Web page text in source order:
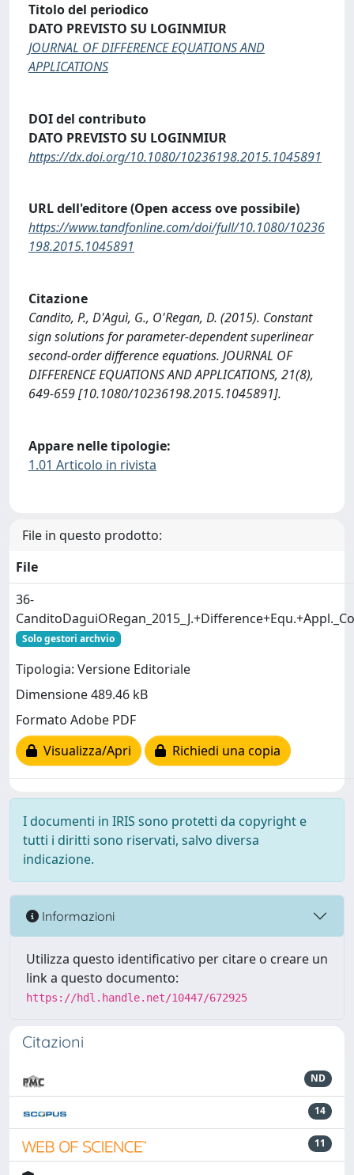
Titolo del periodico
DATO PREVISTO SU LOGINMIUR
JOURNAL OF DIFFERENCE EQUATIONS AND
APPLICATIONS
DOI del contributo
DATO PREVISTO SU LOGINMIUR
https://dx.doi.org/10.1080/10236198.2015.1045891
URL dell'editore (Open access ove possibile)
https://www.tandfonline.com/doi/full/10.1080/10236
198.2015.1045891
Citazione
Candito, P., D'Aguì, G., O'Regan, D. (2015). Constant
sign solutions for parameter-dependent superlinear
second-order difference equations. JOURNAL OF
DIFFERENCE EQUATIONS AND APPLICATIONS, 21(8),
649-659 [10.1080/10236198.2015.1045891].
Appare nelle tipologie:
1.01 Articolo in rivista
File in questo prodotto:
File
36-
Solo gestori archvio
Tipologia: Versione Editoriale
Dimensione 489.46 kB
Formato Adobe PDF
Visualizza/Apri
Richiedi una copia
I documenti in IRIS sono protetti da copyright e
tutti i diritti sono riservati, salvo diversa
indicazione.
Informazioni
Utilizza questo identificativo per citare o creare un
link a questo documento:
https://hdl.handle.net/10447/672925
Citazioni
ND
14
11